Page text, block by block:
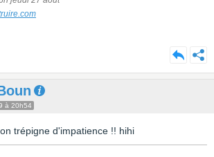
à 20h54
trépigne d'impatience !! hihi